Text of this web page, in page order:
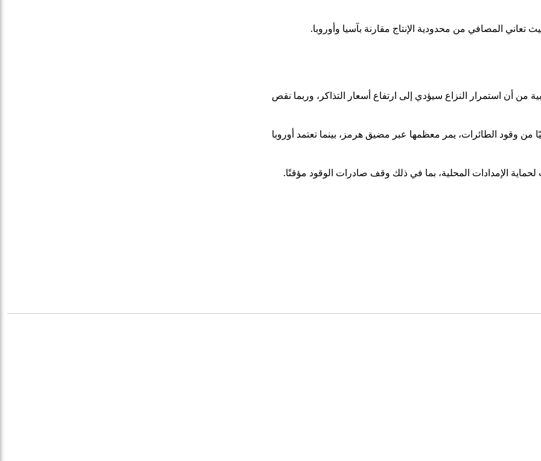
المصافي من محدودية الإنتاج مقارنة بآسيا وأوروبا.
من أن استمرار النزاع سيؤدي إلى ارتفاع أسعار التذاكر، وربما نقص
نحو 475 ألف برميل يوميًا من وقود الطائرات، يمر معظمها عبر مضيق هرمز، بينما تعتمد أوروبا
الإمدادات المحلية، بما في ذلك وقف صادرات الوقود مؤقتًا.